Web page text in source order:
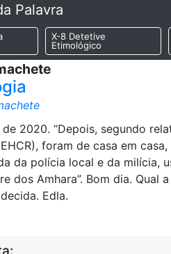
Palavra
X-8 Detetive
Etimológico
2020. “Depois, segundo
foram de casa em
da polícia local e da milícia,
dos Amhara”. Bom dia. Qual
Edla.